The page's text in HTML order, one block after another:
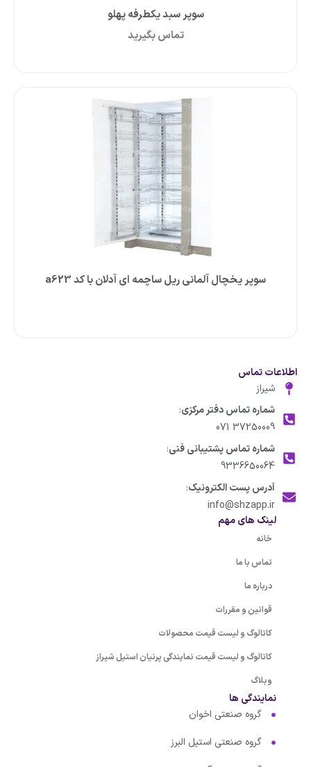
سوپر سبد یکطرفه پهلو
تماس بگیرید
سوپر یخچال آلمانی ریل ساچمه ای آدلان با کد a623
اطلاعات تماس
شیراز
شماره تماس دفتر مرکزی:
37250009 071
شماره تماس پشتیبانی فنی:
9336650064
آدرس پست الکترونیک:
info@shzapp.ir
لینک های مهم
خانه
تماس با ما
درباره ما
قوانین و مقررات
کاتالوگ و لیست قیمت محصولات
کاتالوگ و لیست قیمت نمایندگی پرنیان استیل شیراز
وبلاگ
نمایندگی ها
گروه صنعتی اخوان
گروه صنعتی استیل البرز